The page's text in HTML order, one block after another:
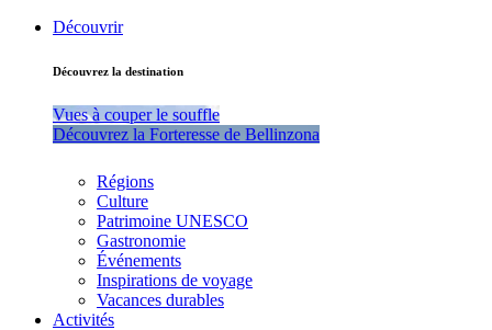
Découvrir
Découvrez la destination
Vues à couper le souffle
Découvrez la Forteresse de Bellinzona
Régions
Culture
Patrimoine UNESCO
Gastronomie
Événements
Inspirations de voyage
Vacances durables
Activités